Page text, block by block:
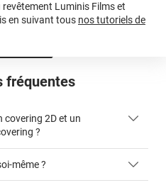
fréquentes
covering 2D et un
?
même ?
Luminis Films et
en suivant tous nos tutoriels de